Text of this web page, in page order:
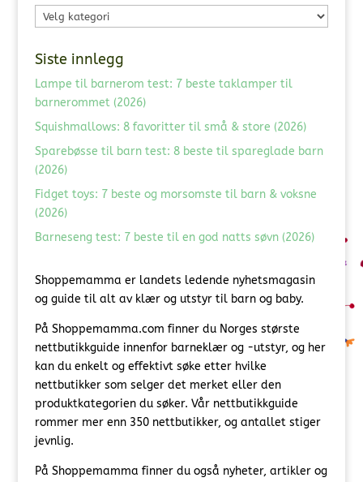
Kategorier
Siste innlegg
Lampe til barnerom test: 7 beste taklamper til
barnerommet (2026)
Squishmallows: 8 favoritter til små & store (2026)
Sparebøsse til barn test: 8 beste til spareglade barn
(2026)
Fidget toys: 7 beste og morsomste til barn & voksne
(2026)
Barneseng test: 7 beste til en god natts søvn (2026)
Shoppemamma er landets ledende nyhetsmagasin
og guide til alt av klær og utstyr til barn og baby.
På Shoppemamma.com finner du Norges største
nettbutikkguide innenfor barneklær og -utstyr, og her
kan du enkelt og effektivt søke etter hvilke
nettbutikker som selger det merket eller den
produktkategorien du søker. Vår nettbutikkguide
rommer mer enn 350 nettbutikker, og antallet stiger
jevnlig.
På Shoppemamma finner du også nyheter, artikler og